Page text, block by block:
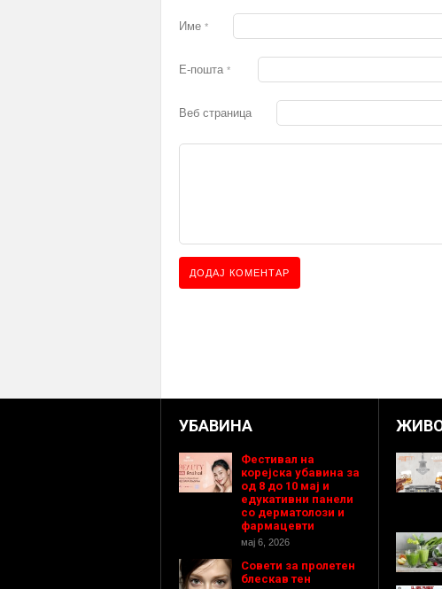
Име *
Е-пошта *
Веб страница
УБАВИНА
Фестивал на
корејска убавина за
од 8 до 10 мај и
едукативни панели
со дерматолози и
фармацевти
мај 6, 2026
Совети за пролетен
блескав тен